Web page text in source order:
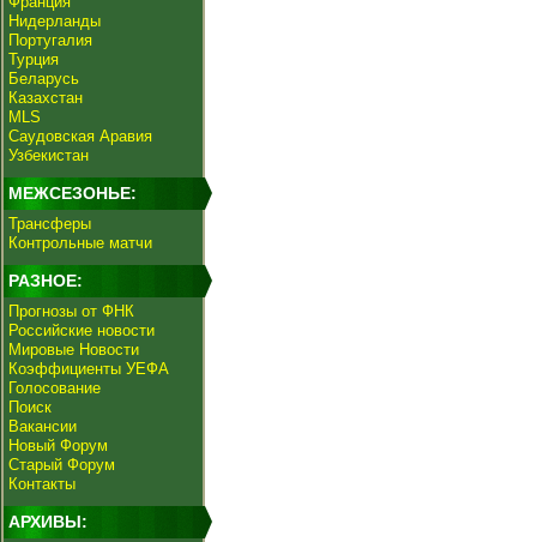
Нидерланды
Португалия
Турция
Беларусь
Казахстан
MLS
Саудовская Аравия
Узбекистан
МЕЖСЕЗОНЬЕ:
Трансферы
Контрольные матчи
РАЗНОЕ:
Прогнозы от ФНК
Российские новости
Мировые Новости
Коэффициенты УЕФА
Голосование
Поиск
Вакансии
Новый Форум
Старый Форум
Контакты
АРХИВЫ: